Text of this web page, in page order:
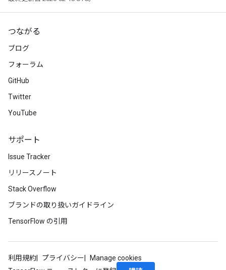
つながる
ブログ
フォーラム
GitHub
Twitter
YouTube
サポート
Issue Tracker
リリースノート
Stack Overflow
ブランドの取り扱いガイドライン
TensorFlow の引用
利用規約 プライバシー
Manage cookies